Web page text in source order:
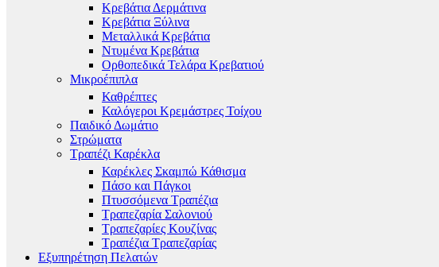
Κρεβάτια Δερμάτινα
Κρεβάτια Ξύλινα
Μεταλλικά Κρεβάτια
Ντυμένα Κρεβάτια
Ορθοπεδικά Τελάρα Κρεβατιού
Μικροέπιπλα
Καθρέπτες
Καλόγεροι Κρεμάστρες Τοίχου
Παιδικό Δωμάτιο
Στρώματα
Τραπέζι Καρέκλα
Καρέκλες Σκαμπώ Κάθισμα
Πάσο και Πάγκοι
Πτυσσόμενα Τραπέζια
Τραπεζαρία Σαλονιού
Τραπεζαρίες Κουζίνας
Τραπέζια Τραπεζαρίας
Εξυπηρέτηση Πελατών